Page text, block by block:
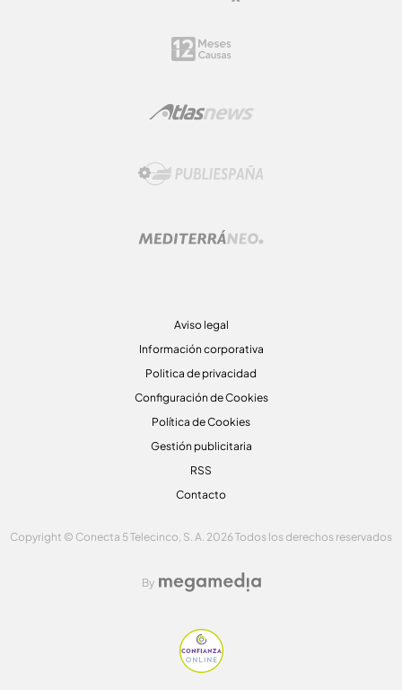
Aviso legal
Información corporativa
Politica de privacidad
Configuración de Cookies
Política de Cookies
Gestión publicitaria
RSS
Contacto
Copyright © Conecta 5 Telecinco, S. A. 2026 Todos los derechos reservados
By